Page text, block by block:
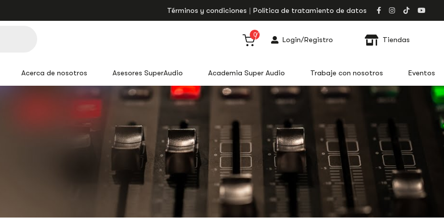
Términos y condiciones
Política de tratamiento de datos
0
Login/Registro Tiendas
Acerca de nosotros Asesores SuperAudio Academia Super Audio Trabaje con nosotros Eventos